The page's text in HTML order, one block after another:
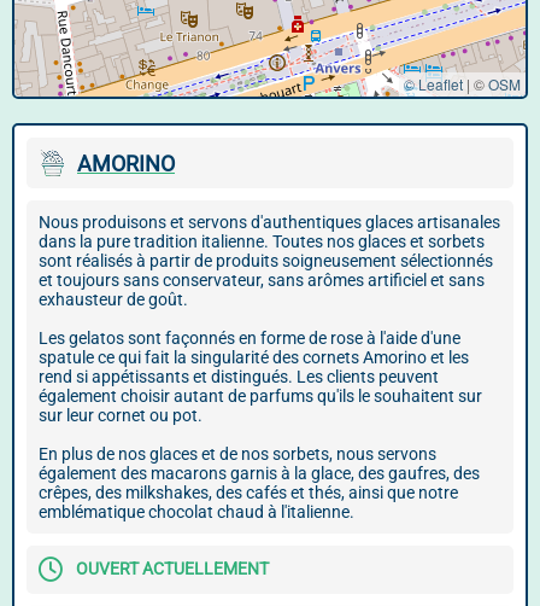
© Leaflet | ©OSM
AMORINO
Nous produisons et servons d'authentiques glaces artisanales
dans la pure tradition italienne. Toutes nos glaces et sorbets
sont réalisés à partir de produits soigneusement sélectionnés
et toujours sans conservateur, sans arômes artificiel et sans
exhausteur de goût.
Les gelatos sont façonnés en forme de rose à l'aide d'une
spatule ce qui fait la singularité des cornets Amorino et les
rend si appétissants et distingués. Les clients peuvent
également choisir autant de parfums qu'ils le souhaitent sur
sur leur cornet ou pot.
En plus de nos glaces et de nos sorbets, nous servons
également des macarons garnis à la glace, des gaufres, des
crêpes, des milkshakes, des cafés et thés, ainsi que notre
emblématique chocolat chaud à l'italienne.
OUVERT ACTUELLEMENT